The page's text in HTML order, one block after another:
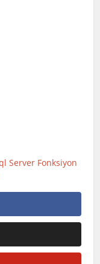
Server Fonksiyon